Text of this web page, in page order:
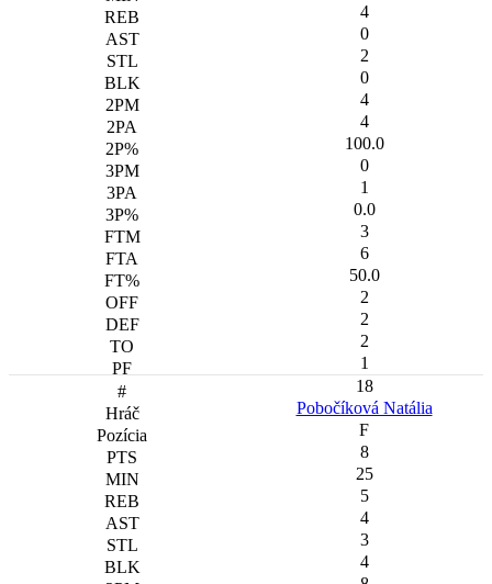
4
0
2
0
4
4
100.0
0
1
0.0
3
6
50.0
2
2
2
1
18
Pobočíková Natália
F
8
25
5
4
3
4